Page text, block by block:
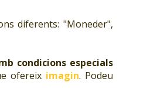
diferents: "Moneder",
condicions especials
ofereix imagin. Podeu